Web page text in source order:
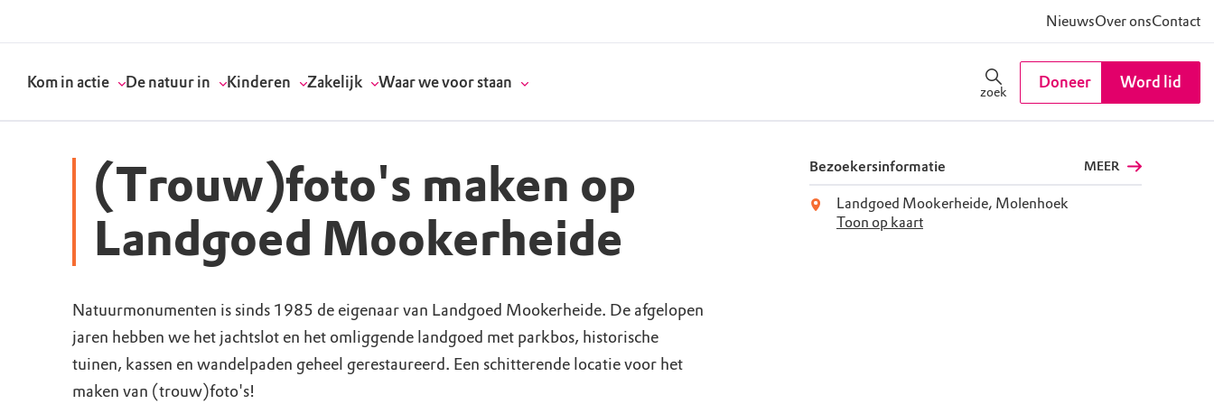
NieuwsOver onsContact
Kom in actie
Doneer
Word vrijwilliger
Werken bij
De natuur in
Routes
Natuurgebieden
Bezoekerscentra
Kinderen
Kinderactiviteiten
Verjaardagsfeestjes
Speeltips
Zakelijk
Geef een bedrijfsdonatie
Vergaderen in de natuur
Onze partners & supporters
Waar we voor staan
Onze visie
Actuele thema's
Wat wij doen
zoek
Doneer Word lid
(Trouw)foto's maken op
Landgoed Mookerheide
Natuurmonumenten is sinds 1985 de eigenaar van Landgoed Mookerheide. De afgelopen
jaren hebben we het jachtslot en het omliggende landgoed met parkbos, historische
tuinen, kassen en wandelpaden geheel gerestaureerd. Een schitterende locatie voor het
maken van (trouw)foto's!
Bezoekersinformatie MEER
Landgoed Mookerheide, Molenhoek
Toon op kaart